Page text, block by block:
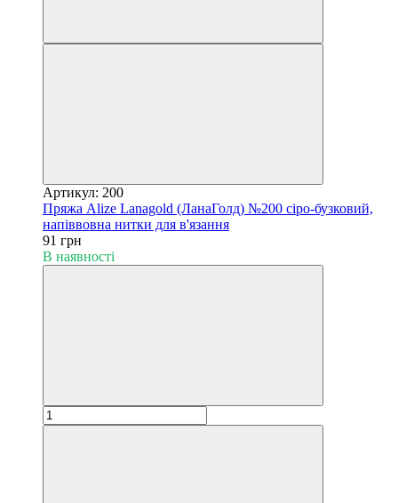
Артикул: 200
Пряжа Alize Lanagold (ЛанаГолд) №200 сіро-бузковий,
напіввовна нитки для в'язання
91 грн
В наявності